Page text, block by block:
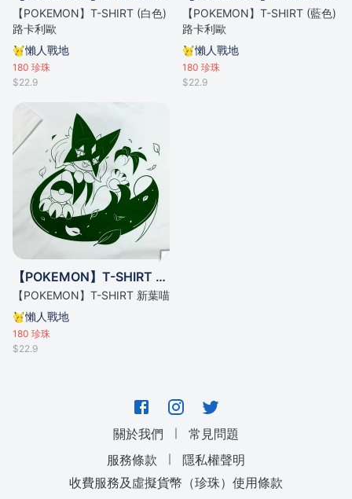
【POKEMON】T-SHIRT (白色)
路卡利歐
懶人戰地
180 珍珠
$22.9
【POKEMON】T-SHIRT (藍色)
路卡利歐
懶人戰地
180 珍珠
$22.9
【POKEMON】T-SHIRT 新葉喵
【POKEMON】T-SHIRT 新葉喵
懶人戰地
180 珍珠
$22.9
關於我們 ｜
常見問題
服務條款
｜
隱私權聲明
收費服務及虛擬貨幣（珍珠）使用條款